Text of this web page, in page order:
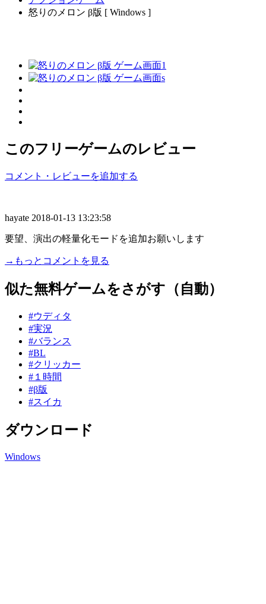
怒りのメロン β版 [ Windows ]
このフリーゲームのレビュー
コメント・レビューを追加する
hayate 2018-01-13 13:23:58
要望、演出の軽量化モードを追加お願いします
→もっとコメントを見る
似た無料ゲームをさがす（自動）
#ウディタ
#実況
#バランス
#BL
#クリッカー
#１時間
#β版
#スイカ
ダウンロード
Windows